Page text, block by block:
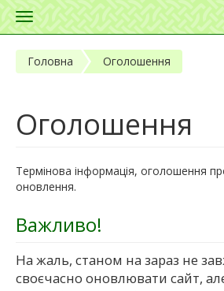
Toggle
Головна Оголошення
Оголошення
Термінова інформація, оголошення
оновлення.
Важливо!
На жаль, станом на зараз не
своєчасно оновлювати сайт,